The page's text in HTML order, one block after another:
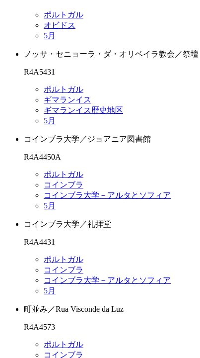
ポルトガル
オビドス
5月
ノッサ・セニョーラ・ダ・オリベイラ教会／祭壇
R4A5431
ポルトガル
ギマランイス
ギマランイス歴史地区
5月
コインブラ大学／ジョアニア図書館
R4A4450A
ポルトガル
コインブラ
コインブラ大学－アルタとソフィア
5月
コインブラ大学／礼拝堂
R4A4431
ポルトガル
コインブラ
コインブラ大学－アルタとソフィア
5月
町並み／Rua Visconde da Luz
R4A4573
ポルトガル
コインブラ